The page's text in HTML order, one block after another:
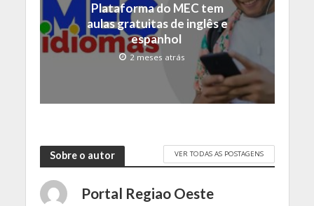
Plataforma do MEC tem
aulas gratuitas de inglês e
espanhol
2 meses atrás
Sobre o autor VER TODAS AS POSTAGENS
Portal Regiao Oeste